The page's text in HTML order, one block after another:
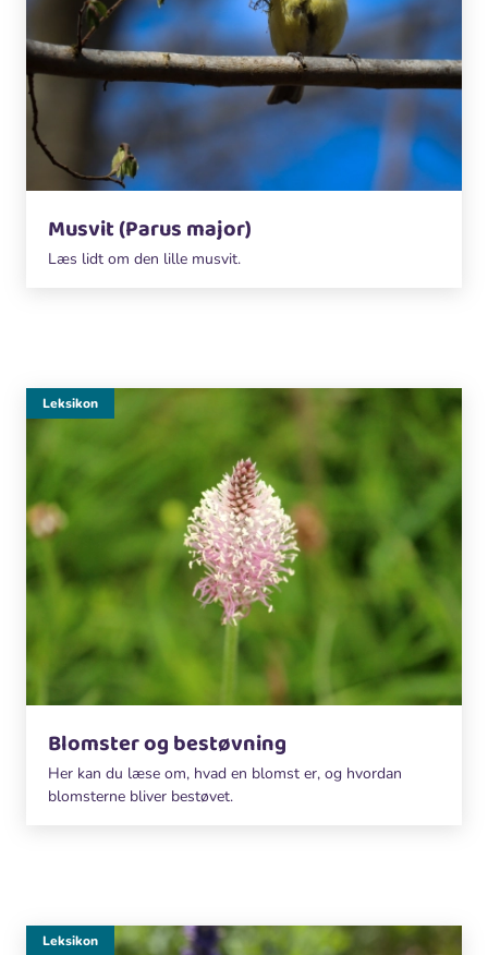
Musvit (Parus major)
Læs lidt om den lille musvit.
Blomster og bestøvning
Her kan du læse om, hvad en blomst er, og hvordan
blomsterne bliver bestøvet.
Leksikon
Leksikon